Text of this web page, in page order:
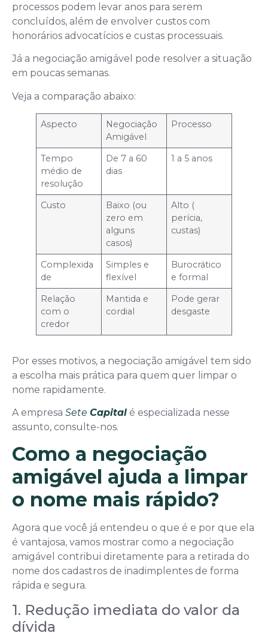
processos podem levar anos para serem
concluídos, além de envolver custos com
honorários advocatícios e custas processuais.
Já a negociação amigável pode resolver a situação
em poucas semanas.
Veja a comparação abaixo:
Aspecto
Negociação
Amigável
Processo
Tempo
médio de
resolução
De 7 a 60
dias
1 a 5 anos
Custo
Baixo (ou
zero em
alguns
casos)
Alto (
perícia,
custas)
Complexida
de
Simples e
flexível
Burocrático
e formal
Relação
com o
credor
Mantida e
cordial
Pode gerar
desgaste
Por esses motivos, a negociação amigável tem sido
a escolha mais prática para quem quer limpar o
nome rapidamente.
A empresa Sete Capital é especializada nesse
assunto, consulte-nos.
Como a negociação
amigável ajuda a limpar
o nome mais rápido?
Agora que você já entendeu o que é e por que ela
é vantajosa, vamos mostrar como a negociação
amigável contribui diretamente para a retirada do
nome dos cadastros de inadimplentes de forma
rápida e segura.
1. Redução imediata do valor da
dívida